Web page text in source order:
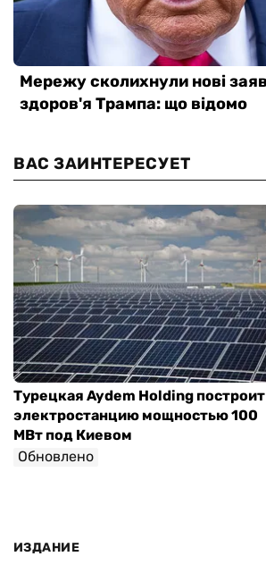
ВАС ЗАИНТЕРЕСУЕТ
Турецкая Aydem Holding построит
электростанцию мощностью 100
МВт под Киевом
Обновлено
ИЗДАНИЕ